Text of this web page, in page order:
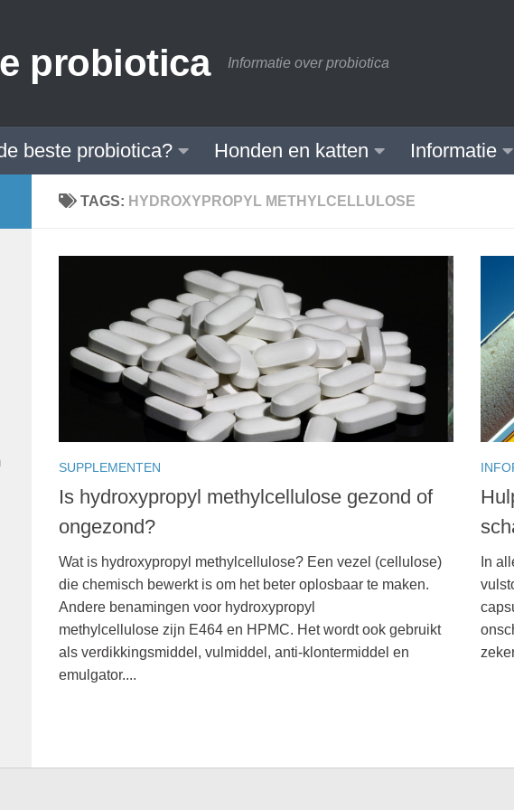
probiotica Informatie over probiotica
beste probiotica? Honden en katten Informatie
TAGS: HYDROXYPROPYL METHYLCELLULOSE
SUPPLEMENTEN
Is hydroxypropyl methylcellulose gezond of
ongezond?
Wat is hydroxypropyl methylcellulose? Een vezel (cellulose)
die chemisch bewerkt is om het beter oplosbaar te maken.
Andere benamingen voor hydroxypropyl
methylcellulose zijn E464 en HPMC. Het wordt ook gebruikt
als verdikkingsmiddel, vulmiddel, anti-klontermiddel en
emulgator....
In